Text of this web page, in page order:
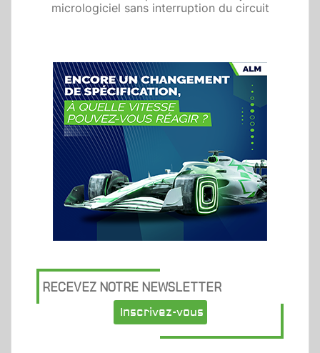
micrologiciel sans interruption du circuit
RECEVEZ NOTRE NEWSLETTER
Inscrivez-vous